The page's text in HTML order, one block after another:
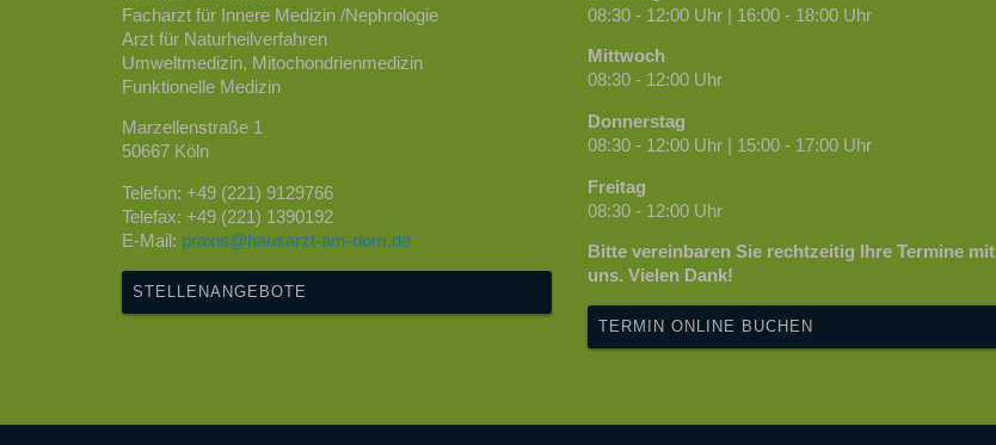
Facharzt für Innere Medizin /Nephrologie
Arzt für Naturheilverfahren
Umweltmedizin, Mitochondrienmedizin
Funktionelle Medizin
Marzellenstraße 1
50667 Köln
Telefon: +49 (221) 9129766
Telefax: +49 (221) 1390192
E-Mail: praxis@hausarzt-am-dom.de
STELLENANGEBOTE
08:30 - 12:00 Uhr | 16:00 - 18:00 Uhr
Mittwoch
08:30 - 12:00 Uhr
Donnerstag
08:30 - 12:00 Uhr | 15:00 - 17:00 Uhr
Freitag
08:30 - 12:00 Uhr
Bitte vereinbaren Sie rechtzeitig Ihre Termine mit
uns. Vielen Dank!
TERMIN ONLINE BUCHEN